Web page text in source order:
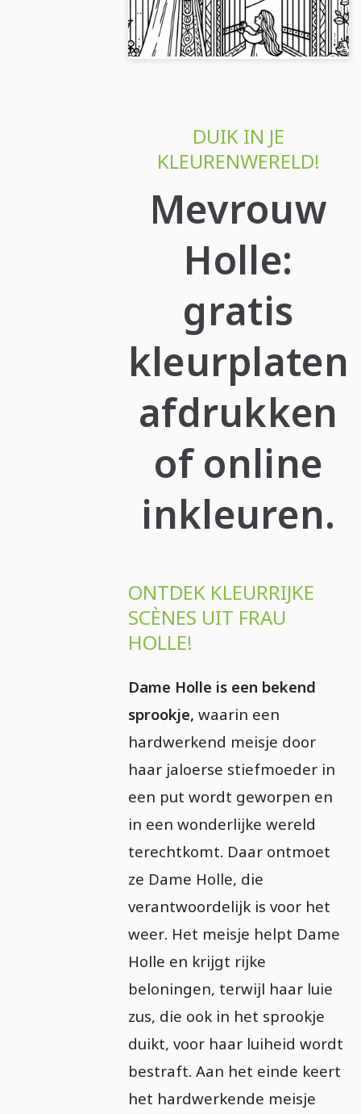
Download de afbeelding en kleur hem
in!...
DUIK IN JE
KLEURENWERELD!
Mevrouw
Holle:
gratis
kleurplaten
afdrukken
of online
inkleuren.
ONTDEK KLEURRIJKE
SCÈNES UIT FRAU
HOLLE!
Dame Holle is een bekend
sprookje, waarin een
hardwerkend meisje door
haar jaloerse stiefmoeder in
een put wordt geworpen en
in een wonderlijke wereld
terechtkomt. Daar ontmoet
ze Dame Holle, die
verantwoordelijk is voor het
weer. Het meisje helpt Dame
Holle en krijgt rijke
beloningen, terwijl haar luie
zus, die ook in het sprookje
duikt, voor haar luiheid wordt
bestraft. Aan het einde keert
het hardwerkende meisje